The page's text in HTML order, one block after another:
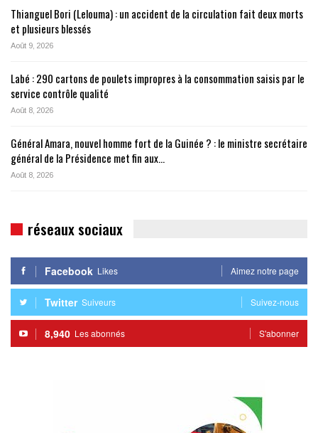
Thianguel Bori (Lelouma) : un accident de la circulation fait deux morts
et plusieurs blessés
Août 9, 2026
Labé : 290 cartons de poulets impropres à la consommation saisis par le
service contrôle qualité
Août 8, 2026
Général Amara, nouvel homme fort de la Guinée ? : le ministre secrétaire
général de la Présidence met fin aux…
Août 8, 2026
réseaux sociaux
Facebook Likes Aimez notre page
Twitter Suiveurs Suivez-nous
8,940 Les abonnés S'abonner